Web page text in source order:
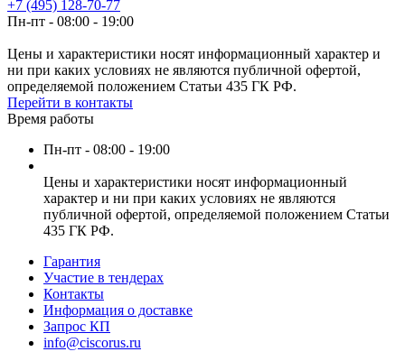
+7 (495) 128-70-77
Пн-пт - 08:00 - 19:00
Цены и характеристики носят информационный характер и
ни при каких условиях не являются публичной офертой,
определяемой положением Статьи 435 ГК РФ.
Перейти в контакты
Время работы
Пн-пт - 08:00 - 19:00
Цены и характеристики носят информационный
характер и ни при каких условиях не являются
публичной офертой, определяемой положением Статьи
435 ГК РФ.
Гарантия
Участие в тендерах
Контакты
Информация о доставке
Запрос КП
info@ciscorus.ru